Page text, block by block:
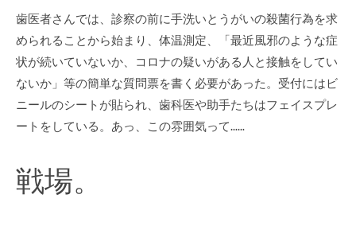
歯医者さんでは、診察の前に手洗いとうがいの殺菌行為を求
められることから始まり、体温測定、「最近風邪のような症
状が続いていないか、コロナの疑いがある人と接触をしてい
ないか」等の簡単な質問票を書く必要があった。受付にはビ
ニールのシートが貼られ、歯科医や助手たちはフェイスプレ
ートをしている。あっ、この雰囲気って……
戦場。